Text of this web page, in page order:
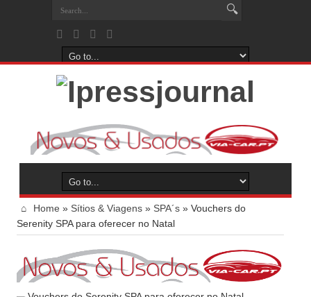
Home » Sítios & Viagens » SPA´s » Vouchers do
Serenity SPA para oferecer no Natal